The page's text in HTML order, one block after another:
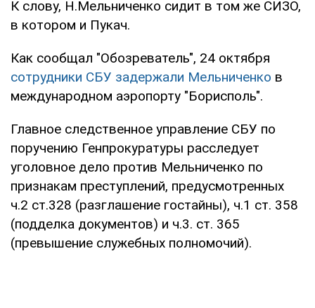
К слову, Н.Мельниченко сидит в том же СИЗО,
в котором и Пукач.
Как сообщал "Обозреватель", 24 октября
сотрудники СБУ задержали Мельниченко в
международном аэропорту "Борисполь".
Главное следственное управление СБУ по
поручению Генпрокуратуры расследует
уголовное дело против Мельниченко по
признакам преступлений, предусмотренных
ч.2 ст.328 (разглашение гостайны), ч.1 ст. 358
(подделка документов) и ч.3. ст. 365
(превышение служебных полномочий).